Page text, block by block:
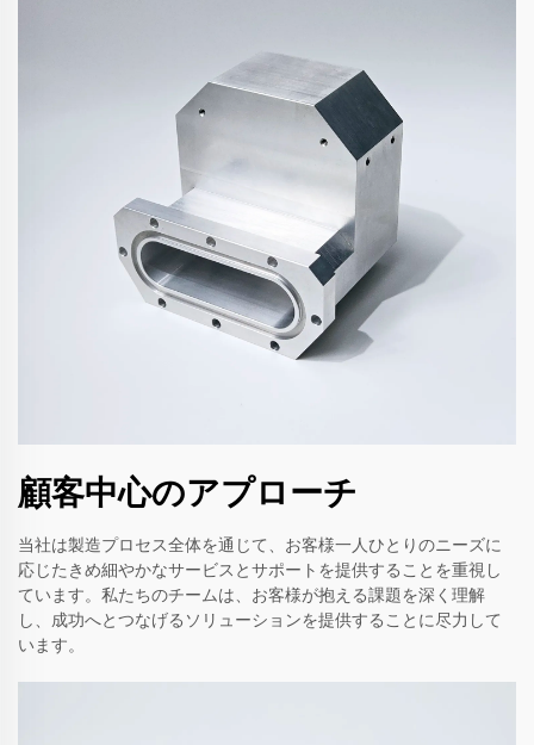
顧客中心のアプローチ
当社は製造プロセス全体を通じて、お客様一人ひとりのニーズに
応じたきめ細やかなサービスとサポートを提供することを重視し
ています。私たちのチームは、お客様が抱える課題を深く理解
し、成功へとつなげるソリューションを提供することに尽力して
います。